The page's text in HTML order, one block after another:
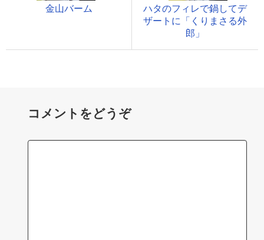
金山バーム
ハタのフィレで鍋してデ
ザートに「くりまさる外
郎」
コメントをどうぞ